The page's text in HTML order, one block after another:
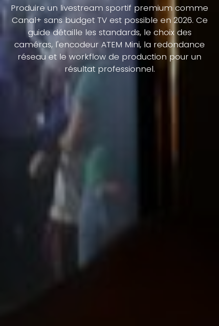
Produire un livestream sportif premium comme
Canal+ sans budget TV est possible en 2026. Ce
guide détaille les standards, le choix des
caméras, l'encodeur ATEM Mini, la redondance
réseau et le workflow de production pour un
résultat professionnel.